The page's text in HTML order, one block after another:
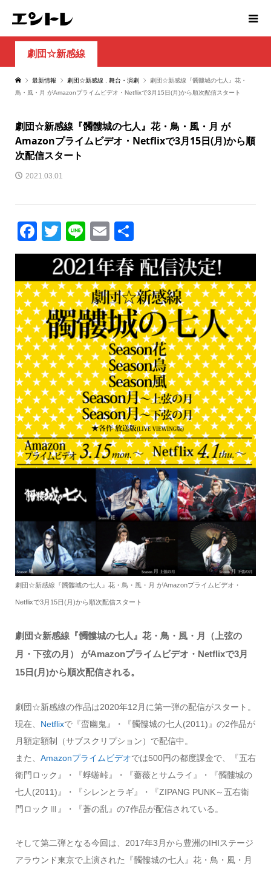
劇団☆新感線
最新情報 劇団☆新感線 舞台・演劇
劇団☆新感線『髑髏城の七人』花・
鳥・風・月 がAmazonプライムビデオ・Netflixで3月15日(月)から順次配信スタート
劇団☆新感線『髑髏城の七人』花・鳥・風・月 が
Amazonプライムビデオ・Netflixで3月15日(月)から順
次配信スタート
2021.03.01
Facebook
Twitter
LineEmail
有
劇団☆新感線『髑髏城の七人』花・鳥・風・月 がAmazonプライムビデオ・
Netflixで3月15日(月)から順次配信スタート
劇団☆新感線『髑髏城の七人』花・鳥・風・月（上弦の
月・下弦の月） がAmazonプライムビデオ・Netflixで3月
15日(月)から順次配信される。
劇団☆新感線の作品は2020年12月に第一弾の配信がスタート。
現在、 Netflixで『蛮幽鬼』・『髑髏城の七人(2011)』の2作品が
月額定額制（サブスクリプション）で配信中。
また、 Amazonプライムビデオでは500円の都度課金で、『五右
衛門ロック』・『蜉蝣峠』・『薔薇とサムライ』・『髑髏城の
七人(2011)』・『シレンとラギ』・『ZIPANG PUNK～五右衛
門ロックⅢ』・『蒼の乱』の7作品が配信されている。
そして第二弾となる今回は、2017年3月から豊洲のIHIステージ
アラウンド東京で上演された『髑髏城の七人』花・鳥・風・月